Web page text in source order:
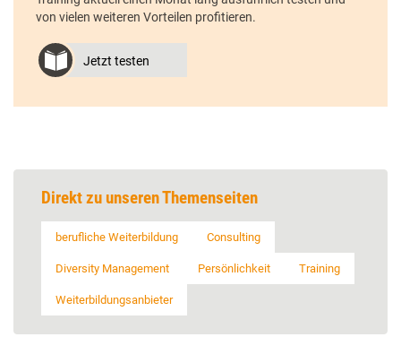
von vielen weiteren Vorteilen profitieren.
Jetzt testen
Direkt zu unseren Themenseiten
berufliche Weiterbildung Consulting
Diversity Management Persönlichkeit Training
Weiterbildungsanbieter